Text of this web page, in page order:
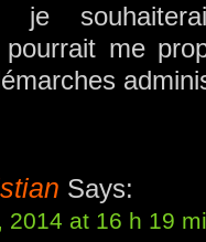
je
pourrait me
Says:
2014 at 16 h 19